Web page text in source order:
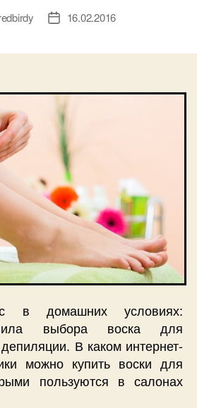
Дата16.02.2016
в домашних условиях:
выбора воска для
В каком интернет-
можно купить воски для
пользуются в салонах